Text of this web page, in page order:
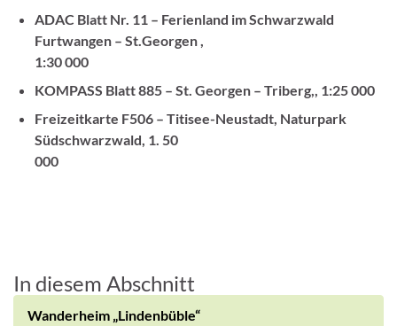
ADAC Blatt Nr. 11 – Ferienland im Schwarzwald
Furtwangen – St.Georgen ,
1:30 000
KOMPASS Blatt 885 – St. Georgen – Triberg,, 1:25 000
Freizeitkarte F506 – Titisee-Neustadt, Naturpark
Südschwarzwald, 1. 50
000
In diesem Abschnitt
Wanderheim „Lindenbüble“